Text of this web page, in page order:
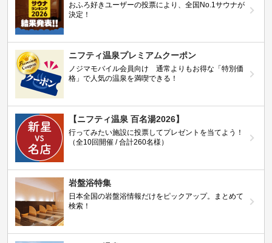
おふろ好きユーザーの投票により、全国No.1サウナが
決定！
ニフティ温泉プレミアムクーポン
ノジマモバイル会員向け 通常よりもお得な「特別価
格」で人気の温泉を満喫できる！
【ニフティ温泉 百名湯2026】
行ってみたい施設に投票してプレゼントを当てよう！
（全10回開催 / 合計260名様）
岩盤浴特集
日本全国の岩盤浴情報だけをピックアップ。まとめて
検索！